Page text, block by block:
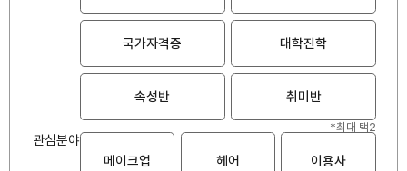
국가자격증 대학진학
속성반 취미반
*최대 택2
관심분야
메이크업
헤어 이용사